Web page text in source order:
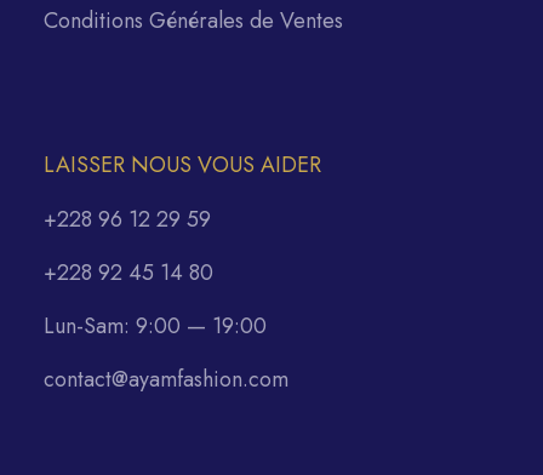
Conditions Générales de Ventes
LAISSER NOUS VOUS AIDER
+228 96 12 29 59
+228 92 45 14 80
Lun-Sam: 9:00 — 19:00
contact@ayamfashion.com